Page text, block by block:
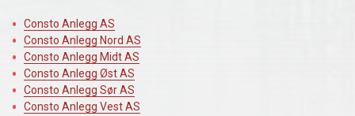
Consto Anlegg AS
Consto Anlegg Nord AS
Consto Anlegg Midt AS
Consto Anlegg Øst AS
Consto Anlegg Sør AS
Consto Anlegg Vest AS